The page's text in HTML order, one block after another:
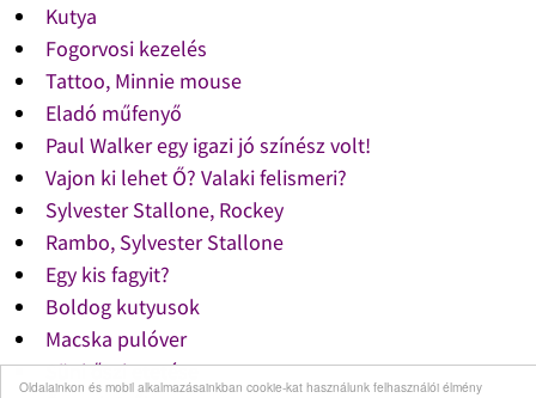
Oldalainkon és mobil alkalmazásainkban cookie-kat használunk felhasználói élmény
Kutya
Fogorvosi kezelés
Tattoo, Minnie mouse
Eladó műfenyő
Paul Walker egy igazi jó színész volt!
Vajon ki lehet Ő? Valaki felismeri?
Sylvester Stallone, Rockey
Rambo, Sylvester Stallone
Egy kis fagyit?
Boldog kutyusok
Macska pulóver
Süni őszi etetése